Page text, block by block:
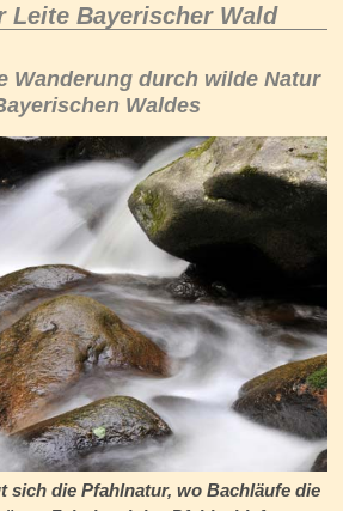
Leite Bayerischer Wald
Wanderung durch wilde Natur
Waldes
sich die Pfahlnatur, wo Bachläufe die